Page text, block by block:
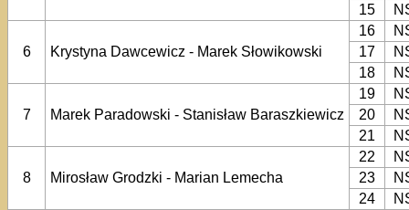
15
6 Krystyna Dawcewicz - Marek Słowikowski
16
17
18
7 Marek Paradowski - Stanisław Baraszkiewicz
19
20
21
8 Mirosław Grodzki - Marian Lemecha
22
23
24